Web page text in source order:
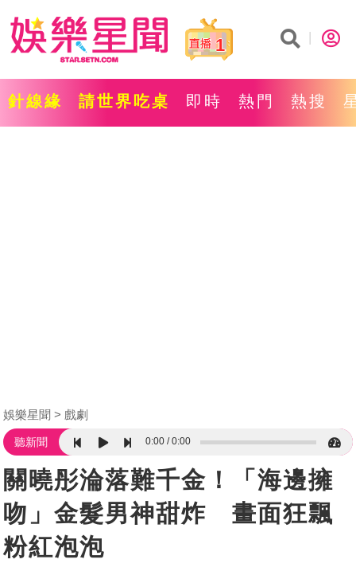
1
針線緣 請世界吃桌 即時 熱門 熱搜
娛樂星聞 戲劇
聽新聞 0:00 0:00
關曉彤淪落難千金！「海邊擁
吻」金髮男神甜炸 畫面狂飄
粉紅泡泡